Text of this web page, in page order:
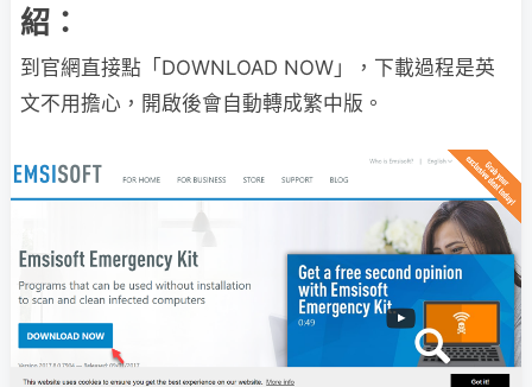
紹：
到官網直接點「DOWNLOAD NOW」，下載過程是英
文不用擔心，開啟後會自動轉成繁中版。